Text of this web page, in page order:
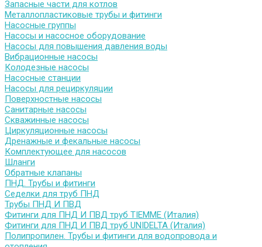
Запасные части для котлов
Металлопластиковые трубы и фитинги
Насосные группы
Насосы и насосное оборудование
Насосы для повышения давления воды
Вибрационные насосы
Колодезные насосы
Насосные станции
Насосы для рециркуляции
Поверхностные насосы
Санитарные насосы
Скважинные насосы
Циркуляционные насосы
Дренажные и фекальные насосы
Комплектующее для насосов
Шланги
Обратные клапаны
ПНД. Трубы и фитинги
Седелки для труб ПНД
Трубы ПНД И ПВД
Фитинги для ПНД И ПВД труб TIEMME (Италия)
Фитинги для ПНД И ПВД труб UNIDELTA (Италия)
Полипропилен. Трубы и фитинги для водопровода и